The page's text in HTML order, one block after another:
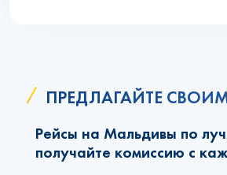
ПРЕДЛАГАЙТЕ
Рейсы на Мальдивы по
получайте комиссию с